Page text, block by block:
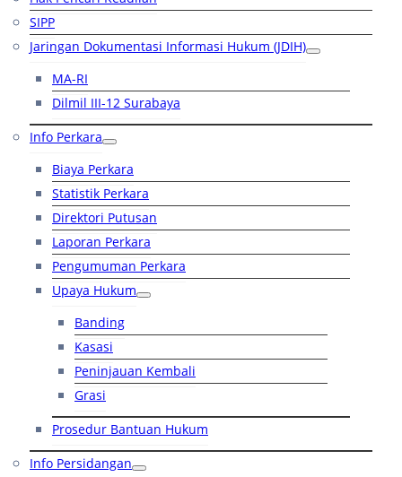
SIPP
Jaringan Dokumentasi Informasi Hukum (JDIH)
MA-RI
Dilmil III-12 Surabaya
Info Perkara
Biaya Perkara
Statistik Perkara
Direktori Putusan
Laporan Perkara
Pengumuman Perkara
Upaya Hukum
Banding
Kasasi
Peninjauan Kembali
Grasi
Prosedur Bantuan Hukum
Info Persidangan